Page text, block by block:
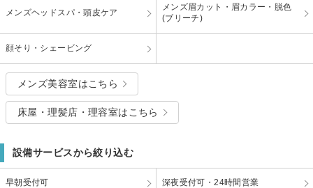
メンズヘッドスパ・頭皮ケア
メンズ眉カット・眉カラー・脱色
(ブリーチ)
顔そり・シェービング
メンズ美容室はこちら
床屋・理髪店・理容室はこちら
設備サービスから絞り込む
早朝受付可 深夜受付可・24時間営業